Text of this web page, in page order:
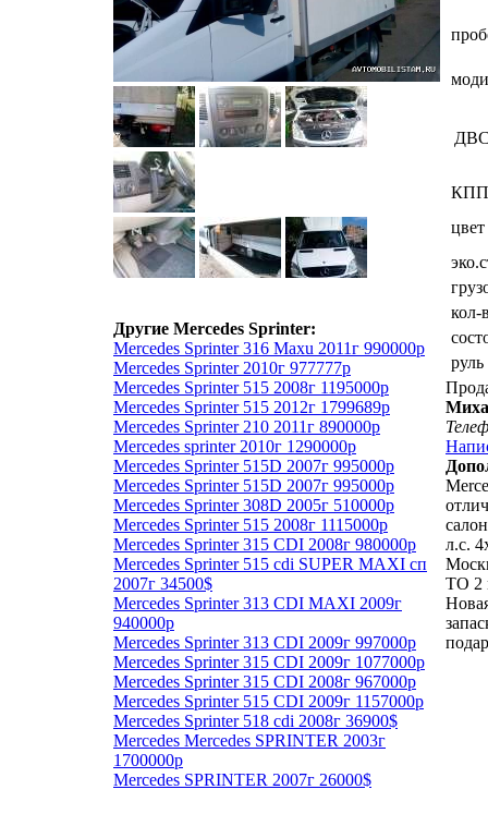
Другие Mercedes Sprinter:
Mercedes Sprinter 316 Maxu 2011г 990000р
Mercedes Sprinter 2010г 977777р
Mercedes Sprinter 515 2008г 1195000р
Mercedes Sprinter 515 2012г 1799689р
Mercedes Sprinter 210 2011г 890000р
Mercedes sprinter 2010г 1290000р
Mercedes Sprinter 515D 2007г 995000р
Mercedes Sprinter 515D 2007г 995000р
Mercedes Sprinter 308D 2005г 510000р
Mercedes Sprinter 515 2008г 1115000р
Mercedes Sprinter 315 CDI 2008г 980000р
Mercedes Sprinter 515 cdi SUPER MAXI сп
2007г 34500$
Mercedes Sprinter 313 CDI MAXI 2009г
940000р
Mercedes Sprinter 313 CDI 2009г 997000р
Mercedes Sprinter 315 CDI 2009г 1077000р
Mercedes Sprinter 315 CDI 2008г 967000р
Mercedes Sprinter 515 CDI 2009г 1157000р
Mercedes Sprinter 518 cdi 2008г 36900$
Mercedes Mercedes SPRINTER 2003г
1700000р
Mercedes SPRINTER 2007г 26000$
КПП
цвет
кол-
руль
л.с.
ТО 2